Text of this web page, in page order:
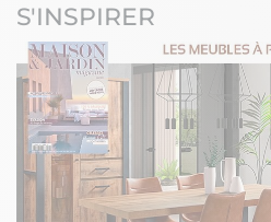
S'INSPIRER